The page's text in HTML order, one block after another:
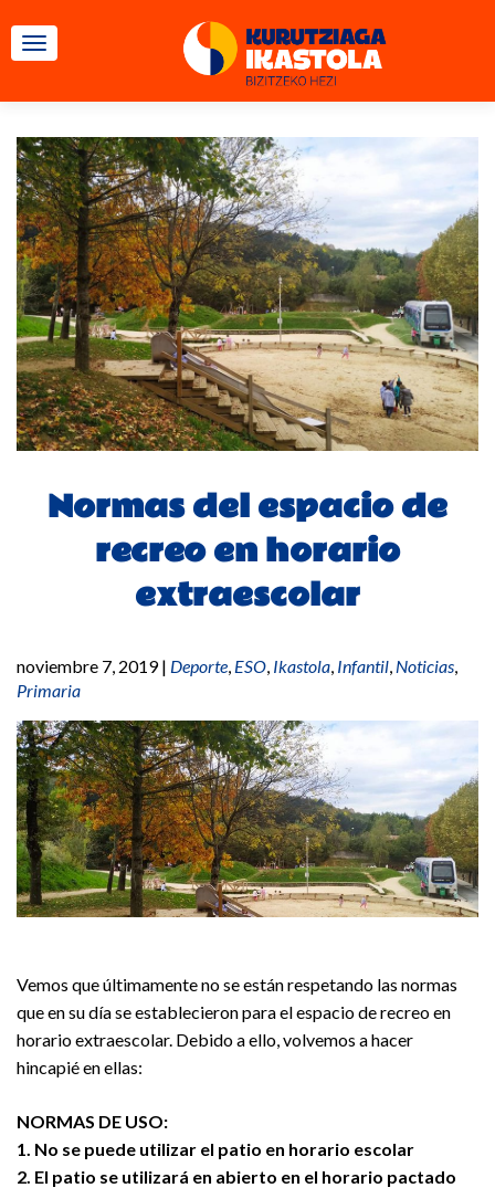
CAMBIAR NAVEGACIÓN
Normas del espacio de
recreo en horario
extraescolar
noviembre 7, 2019| Deporte, ESO, Ikastola, Infantil, Noticias,
Primaria
Vemos que últimamente no se están respetando las normas
que en su día se establecieron para el espacio de recreo en
horario extraescolar. Debido a ello, volvemos a hacer
hincapié en ellas:
NORMAS DE USO:
1. No se puede utilizar el patio en horario escolar
2. El patio se utilizará en abierto en el horario pactado